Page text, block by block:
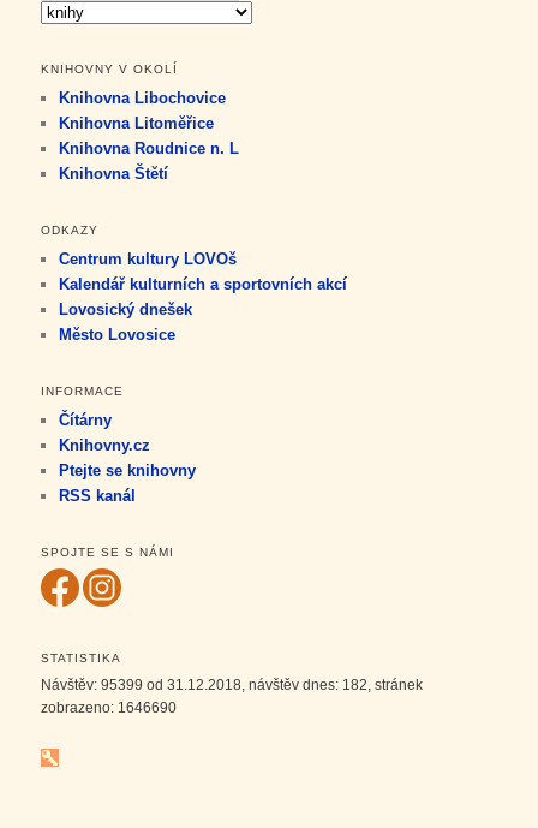
KNIHOVNY V OKOLÍ
Knihovna Libochovice
Knihovna Litoměřice
Knihovna Roudnice n. L
Knihovna Štětí
ODKAZY
Centrum kultury LOVOš
Kalendář kulturních a sportovních akcí
Lovosický dnešek
Město Lovosice
INFORMACE
Čítárny
Knihovny.cz
Ptejte se knihovny
RSS kanál
SPOJTE SE S NÁMI
STATISTIKA
Návštěv:95399 od 31.12.2018, návštěv dnes: 182, stránek
zobrazeno: 1646690